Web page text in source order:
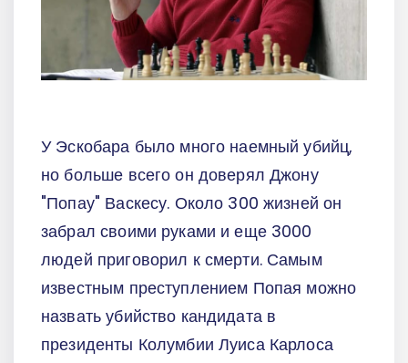
У Эскобара было много наемный убийц,
но больше всего он доверял Джону
"Попау" Васкесу. Около 300 жизней он
забрал своими руками и еще 3000
людей приговорил к смерти. Самым
известным преступлением Попая можно
назвать убийство кандидата в
президенты Колумбии Луиса Карлоса